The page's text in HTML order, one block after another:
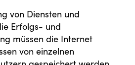
von Diensten und
Erfolgs- und
müssen die Internet
von einzelnen